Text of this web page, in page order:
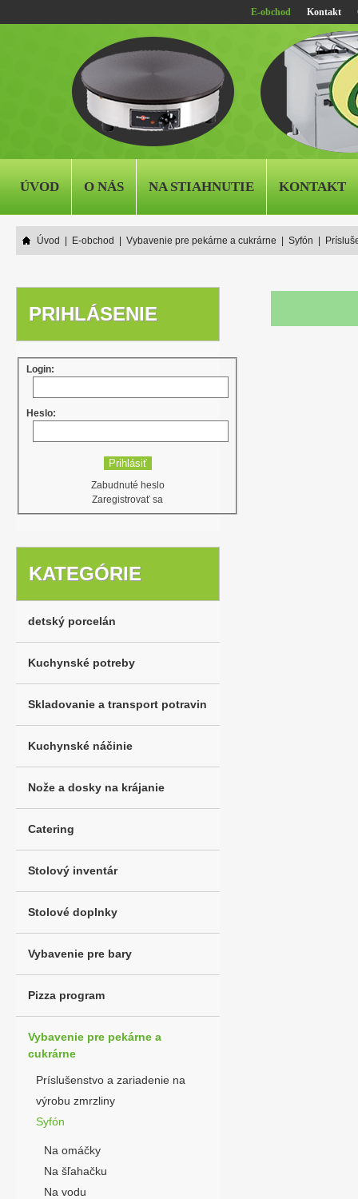
E-obchod Kontakt
ÚVOD O NÁS NA STIAHNUTIE KONTAKT
Úvod E-obchod Vybavenie pre pekárne a cukrárne Syfón
PRIHLÁSENIE
Login:
Heslo:
Zabudnuté heslo
Zaregistrovať sa
KATEGÓRIE
detský porcelán
Kuchynské potreby
Skladovanie a transport potravin
Kuchynské náčinie
Nože a dosky na krájanie
Catering
Stolový inventár
Stolové doplnky
Vybavenie pre bary
Pizza program
Vybavenie pre pekárne a
cukrárne
Príslušenstvo a zariadenie na
výrobu zmrzliny
Syfón
Na omáčky
Na šľahačku
Na vodu